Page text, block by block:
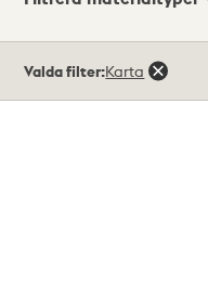
träffar
Valda filter:Karta